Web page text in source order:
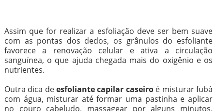
Assim que for realizar a esfoliação deve ser bem suave
com as pontas dos dedos, os grânulos do esfoliante
favorece a renovação celular e ativa a circulação
sanguínea, o que ajuda chegada mais do oxigênio e os
nutrientes.
Outra dica deesfoliante capilar caseiroé misturar fubá
com água, misturar até formar uma pastinha e aplicar
no couro cabeludo, massagear por alguns minutos,